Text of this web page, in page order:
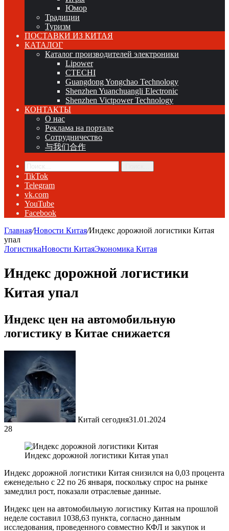
Юмор
Традиции
Туризм
ПОСТАВКИ ИЗ КИТАЯ
КАТАЛОГ
Каталог производителей электроники
Lipower
CTECHI
Guangdong Yongchao Technology
Shenzhen Yuanchuangli Electronic
Shenzhen Victpower Technology
КОНТАКТЫ
О нас
Реклама на портале
Сотрудничество
与我们合作
TikTok
Telegram
vk.com
YouTube
Facebook
Главная/Новости Китая/Индекс дорожной логистики Китая
упал
ЛогистикаНовости КитаяЭкономика Китая
Индекс дорожной логистики
Китая упал
Индекс цен на автомобильную
логистику в Китае снижается
Китай сегодня31.01.2024
28
Индекс дорожной логистики Китая упал
Индекс дорожной логистики Китая снизился на 0,03 процента
еженедельно с 22 по 26 января, поскольку спрос на рынке
замедлил рост, показали отраслевые данные.
Индекс цен на автомобильную логистику Китая на прошлой
неделе составил 1038,63 пункта, согласно данным
исследования, проведенного совместно КФЛ и закупок и